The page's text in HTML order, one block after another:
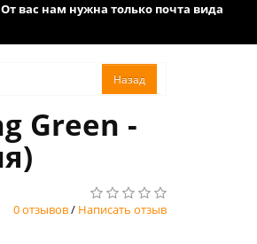
вас нам нужна только почта вида
Green -
0 отзывов/ Написать отзыв